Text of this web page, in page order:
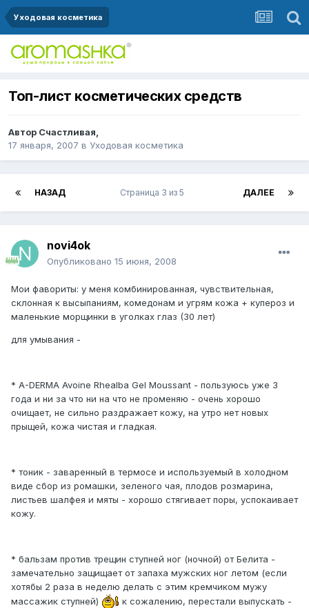
Уходовая косметика
Топ-лист косметических средств
Автор Счастливая,
17 января, 2007 в Уходовая косметика
НАЗАД ДАЛЕЕ
Страница 3 из 5
novi4ok
Опубликовано 15 июня, 2008
Мои фавориты: у меня комбинированная, чувствительная,
склонная к высыпаниям, кoмедонам и угрям кожа + купероз и
маленькие морщинки в уголках глаз (30 лет)
для умывания -
* A-DERMA Avoine Rhealba Gel Moussant - пользуюсь уже 3
года и ни за что ни на что не променяю - очень хорошо
очищает, не сильно раздражает кожу, на утро нет новых
прыщей, кожа чистая и гладкая.
* тоник - заваренный в термосе и используемый в холодном
виде сбор из ромашки, зеленого чая, плодов розмарина,
листьев шалфея и мяты - хорошо стягивает поры, успокаивает
кожу.
* бальзам против трещин ступней ног (ночной) от Белита -
замечательно защищает от запаха мужских ног летом (если
хотябы 2 раза в неделю делать с этим кремчиком мужу
массажик ступней)
к сожалению, перестали выпускать -